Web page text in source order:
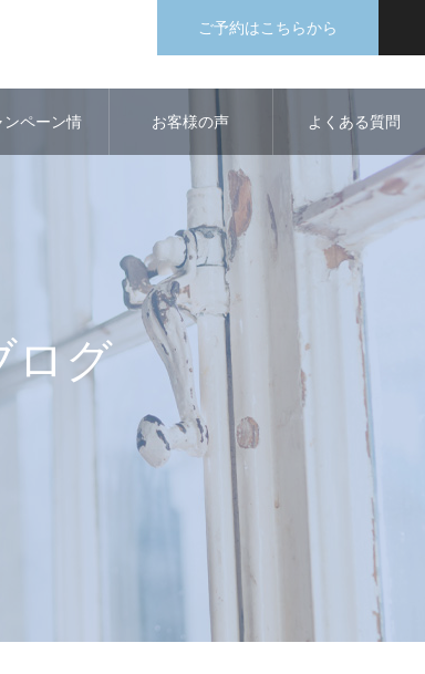
ご予約はこちらから
ンペーン情 お客様の声 よくある質問
ログ